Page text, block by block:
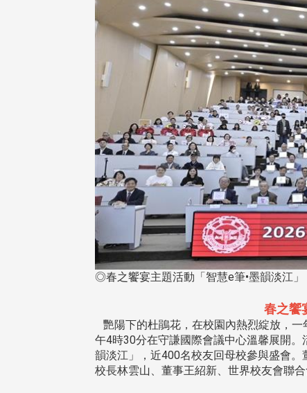
◎春之饗宴主題活動「智慧e筆•墨韻淡江
春之饗
艷陽下的杜鵑花，在校園內熱烈綻放，
午4時30分在守謙國際會議中心溫馨展開
韻淡江」，近400名校友回母校參與盛會
校長林雲山、董事王紹新、世界校友會聯